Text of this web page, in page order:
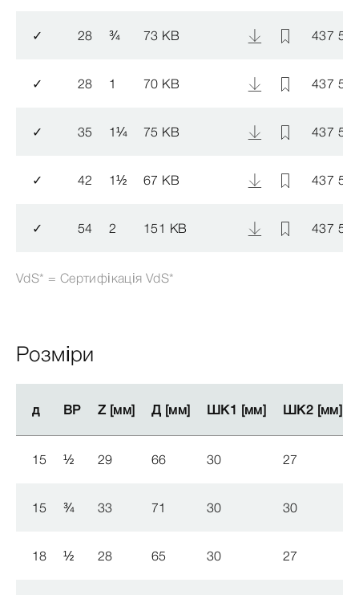
✓ 28 ¾ 73 KB 437
✓ 28 1 70 KB 437
✓ 35 1¼ 75 KB 437
✓ 42 1½ 67 KB 437
✓ 54 2 151 KB 437
VdS* = Сертифікація VdS*
Розміри
д ВР Z [мм] Д [мм] ШК1 [мм] ШК2 [мм]
д ВР Z [мм] Д [мм] ШК1 [мм] ШК2 [мм]
15 ½ 29 66 30 27
15 ¾ 33 71 30 30
18 ½ 28 65 30 27